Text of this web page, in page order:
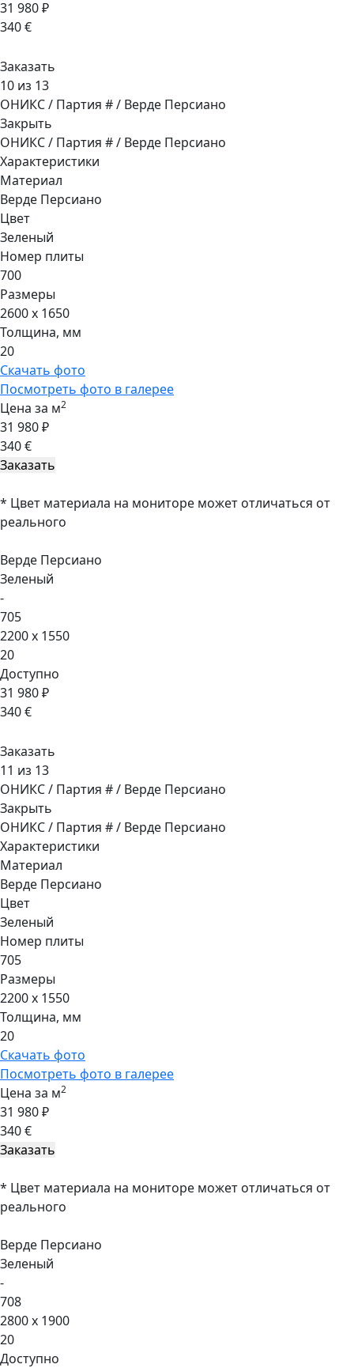
31 980 ₽
340 €
Заказать
10 из 13
ОНИКС / Партия # / Верде Персиано
Закрыть
ОНИКС / Партия # / Верде Персиано
Характеристики
Материал
Верде Персиано
Цвет
Зеленый
Номер плиты
700
Размеры
2600 x 1650
Толщина, мм
20
Скачать фото
Посмотреть фото в галерее
Цена за м2
31 980 ₽
340 €
* Цвет материала на мониторе может отличаться от
реального
Верде Персиано
Зеленый
-
705
2200 x 1550
20
Доступно
31 980 ₽
340 €
Заказать
11 из 13
ОНИКС / Партия # / Верде Персиано
Закрыть
ОНИКС / Партия # / Верде Персиано
Характеристики
Материал
Верде Персиано
Цвет
Зеленый
Номер плиты
705
Размеры
2200 x 1550
Толщина, мм
20
Скачать фото
Посмотреть фото в галерее
Цена за м2
31 980 ₽
340 €
* Цвет материала на мониторе может отличаться от
реального
Верде Персиано
Зеленый
-
708
2800 x 1900
20
Доступно